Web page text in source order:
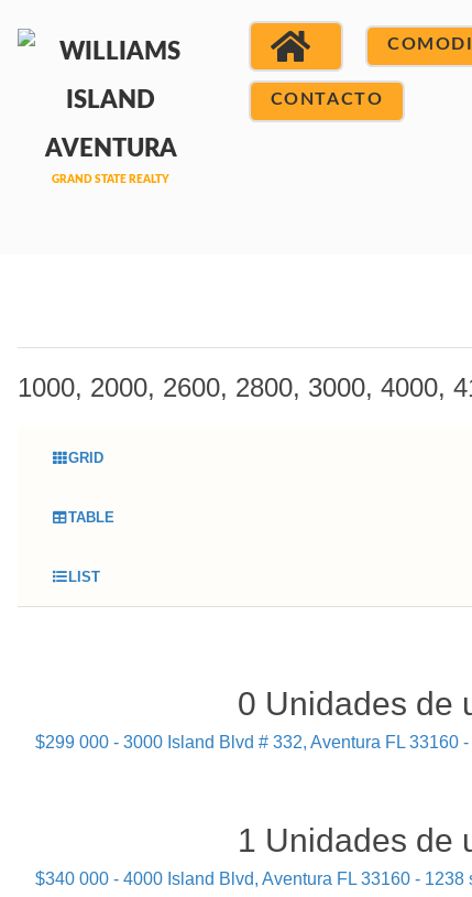
CONTACTO
1000, 2000, 2600, 2800, 3000, 4000,
GRID
TABLE
LIST
0 Unidades de
$299 000 - 3000 Island Blvd # 332, Aventura FL 33160
1 Unidades de
$340 000 - 4000 Island Blvd, Aventura FL 33160 -